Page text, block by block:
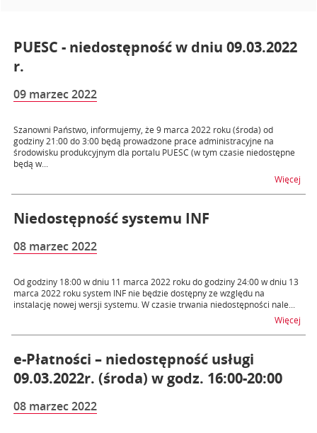
PUESC - niedostępność w dniu 09.03.2022
r.
09 marzec 2022
Szanowni Państwo, informujemy, że 9 marca 2022 roku (środa) od
godziny 21:00 do 3:00 będą prowadzone prace administracyjne na
środowisku produkcyjnym dla portalu PUESC (w tym czasie niedostępne
będą w...
Więcej
Niedostępność systemu INF
08 marzec 2022
Od godziny 18:00 w dniu 11 marca 2022 roku do godziny 24:00 w dniu 13
marca 2022 roku system INF nie będzie dostępny ze względu na
instalację nowej wersji systemu. W czasie trwania niedostępności nale...
Więcej
e-Płatności – niedostępność usługi
09.03.2022r. (środa) w godz. 16:00-20:00
08 marzec 2022